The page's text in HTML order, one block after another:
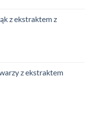
z ekstraktem z
z ekstraktem